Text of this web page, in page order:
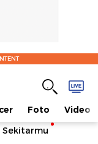
Foto
Video
Sekitarmu